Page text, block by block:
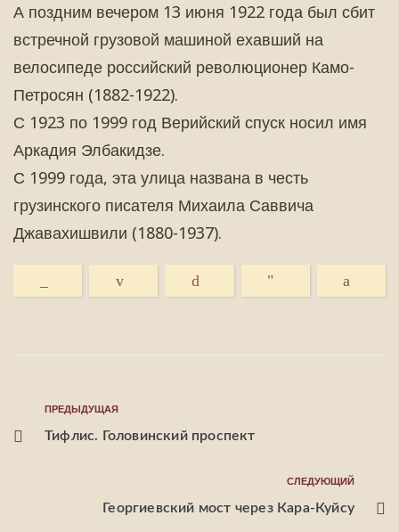
А поздним вечером 13 июня 1922 года был сбит
встречной грузовой машиной ехавший на
велосипеде российский революционер Камо-
Петросян (1882-1922).
С 1923 по 1999 год Верийский спуск носил имя
Аркадия Элбакидзе.
С 1999 года, эта улица названа в честь
грузинского писателя Михаила Саввича
Джавахишвили (1880-1937).
ПРЕДЫДУЩАЯ
Тифлис. Головинский проспект
СЛЕДУЮЩИЙ
Георгиевский мост через Кара-Куйсу